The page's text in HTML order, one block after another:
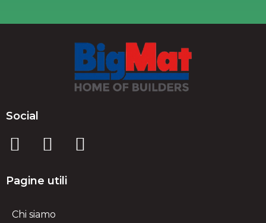
Social
Pagine utili
Chi siamo